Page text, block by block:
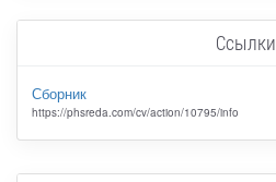
Ссылки
Сборник
https://phsreda.com/cv/action/10795/info